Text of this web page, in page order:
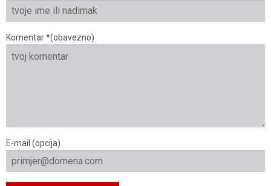
Komentar *(obavezno)
E-mail (opcija)